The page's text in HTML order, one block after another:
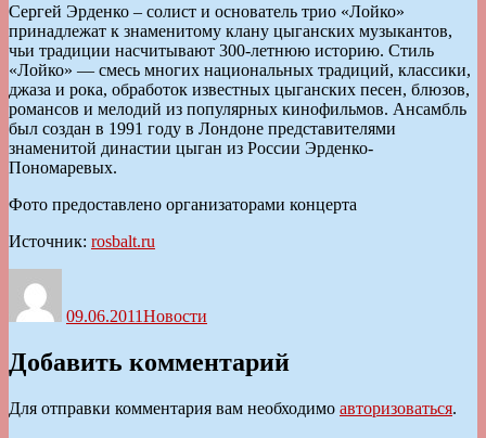
Сергей Эрденко – солист и основатель трио «Лойко»
принадлежат к знаменитому клану цыганских музыкантов,
чьи традиции насчитывают 300-летнюю историю. Стиль
«Лойко» — смесь многих национальных традиций, классики,
джаза и рока, обработок известных цыганских песен, блюзов,
романсов и мелодий из популярных кинофильмов. Ансамбль
был создан в 1991 году в Лондоне представителями
знаменитой династии цыган из России Эрденко-
Пономаревых.
Фото предоставлено организаторами концерта
Источник: rosbalt.ru
09.06.2011Новости
Добавить комментарий
Для отправки комментария вам необходимо авторизоваться.